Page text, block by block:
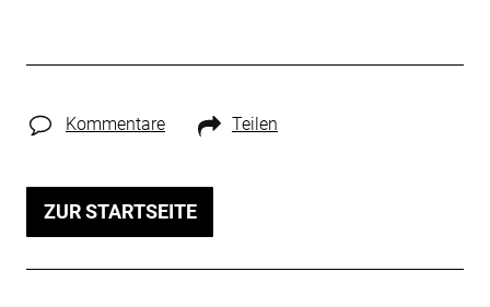
Kommentare Teilen
ZUR STARTSEITE